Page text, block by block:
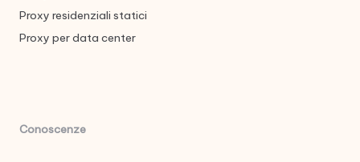
Proxy residenziali statici
Proxy per data center
Conoscenze